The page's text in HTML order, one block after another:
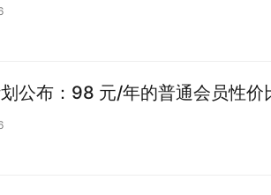
公布：98 元/年的普通会员性价